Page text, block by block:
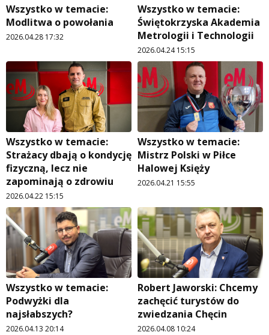
Wszystko w temacie:
Modlitwa o powołania
2026.04.28 17:32
Wszystko w temacie:
Świętokrzyska Akademia
Metrologii i Technologii
2026.04.24 15:15
Wszystko w temacie:
Strażacy dbają o kondycję
fizyczną, lecz nie
zapominają o zdrowiu
2026.04.22 15:15
Wszystko w temacie:
Mistrz Polski w Piłce
Halowej Księży
2026.04.21 15:55
Wszystko w temacie:
Podwyżki dla
najsłabszych?
2026.04.13 20:14
Robert Jaworski: Chcemy
zachęcić turystów do
zwiedzania Chęcin
2026.04.08 10:24